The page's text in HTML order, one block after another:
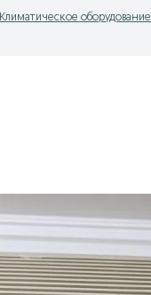
Климатическое оборудование